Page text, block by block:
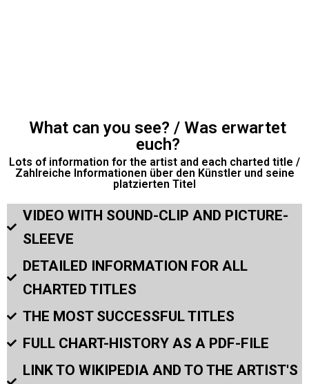
What can you see? / Was erwartet
euch?
Lots of information for the artist and each charted title /
Zahlreiche Informationen über den Künstler und seine
platzierten Titel
VIDEO WITH SOUND-CLIP AND PICTURE-
SLEEVE
DETAILED INFORMATION FOR ALL
CHARTED TITLES
THE MOST SUCCESSFUL TITLES
FULL CHART-HISTORY AS A PDF-FILE
LINK TO WIKIPEDIA AND TO THE ARTIST'S